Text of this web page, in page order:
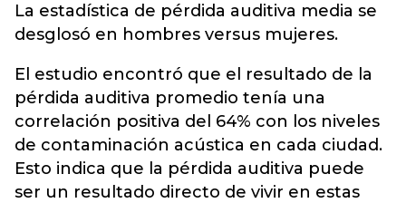
La estadística de pérdida auditiva media se
desglosó en hombres versus mujeres.
El estudio encontró que el resultado de la
pérdida auditiva promedio tenía una
correlación positiva del 64% con los niveles
de contaminación acústica en cada ciudad.
Esto indica que la pérdida auditiva puede
ser un resultado directo de vivir en estas